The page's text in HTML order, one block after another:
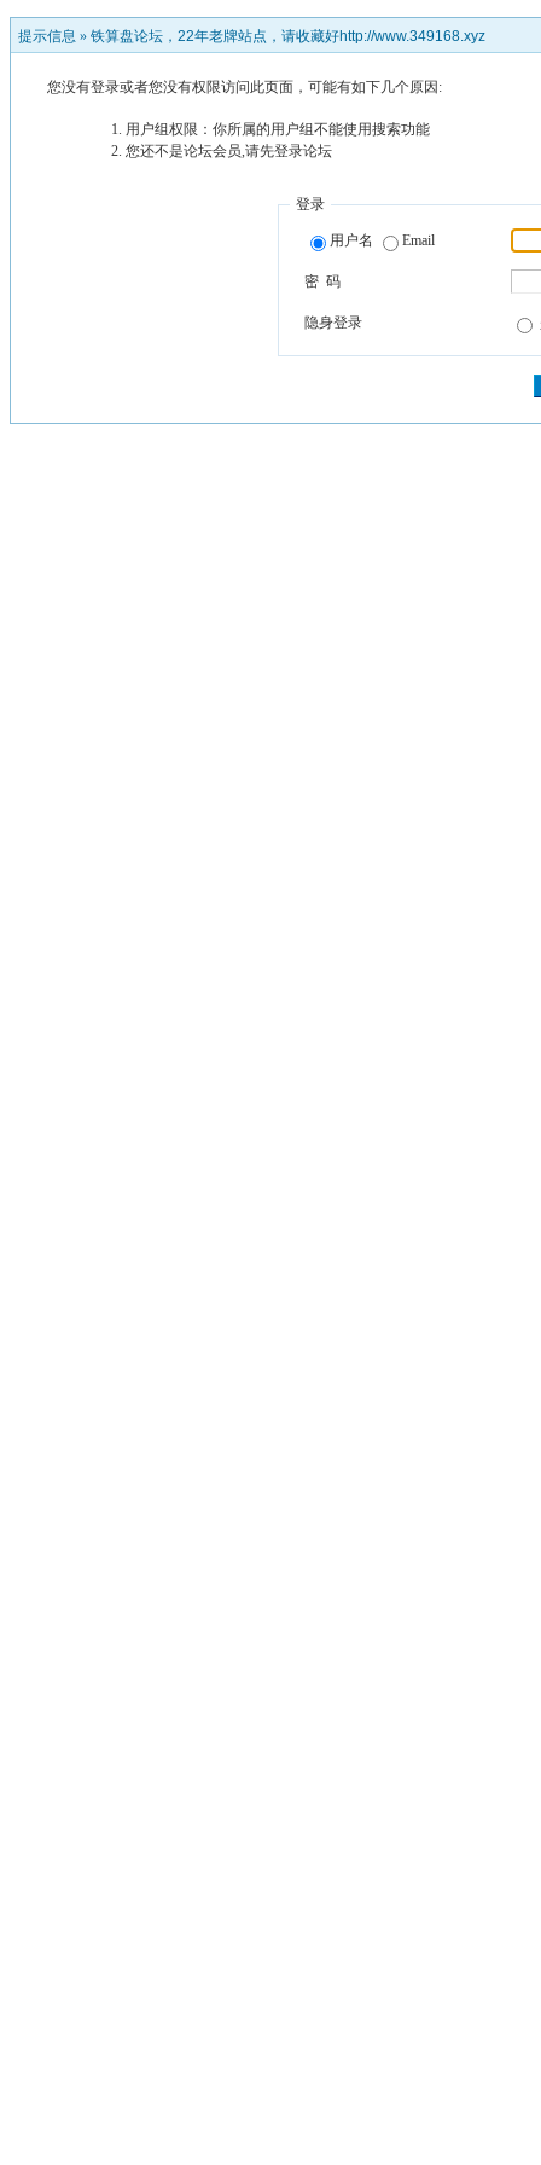
提示信息 » 铁算盘论坛，22年老牌站点，请收藏好http://www.349168.xyz
您没有登录或者您没有权限访问此页面，可能有如下几个原因:
用户组权限：你所属的用户组不能使用搜索功能
您还不是论坛会员,请先登录论坛
登录
用户名 Email
密 码
隐身登录